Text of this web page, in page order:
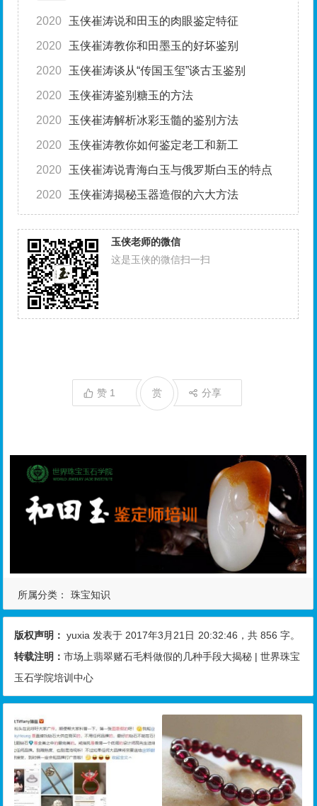
2020 玉侠崔涛说和田玉的肉眼鉴定特征
2020 玉侠崔涛教你和田墨玉的好坏鉴别
2020 玉侠崔涛谈从“传国玉玺”谈古玉鉴别
2020 玉侠崔涛鉴别糖玉的方法
2020 玉侠崔涛解析冰彩玉髓的鉴别方法
2020 玉侠崔涛教你如何鉴定老工和新工
2020 玉侠崔涛说青海白玉与俄罗斯白玉的特点
2020 玉侠崔涛揭秘玉器造假的六大方法
玉侠老师的微信
这是玉侠的微信扫一扫
赞 1 分享
赏
所属分类： 珠宝知识
版权声明： yuxia 发表于 2017年3月21日 20:32:46 ，共 856 字。
转载注明：市场上翡翠赌石毛料做假的几种手段大揭秘 | 世界珠宝
玉石学院培训中心